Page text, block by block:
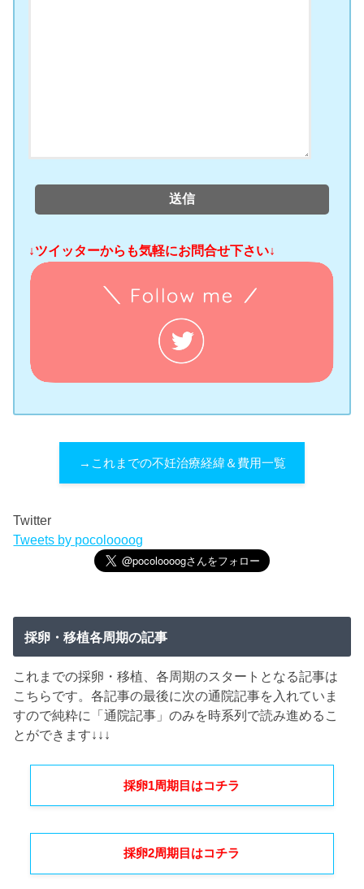
↓ツイッターからも気軽にお問合せ下さい↓
→これまでの不妊治療経緯＆費用一覧
Twitter
Tweets by pocoloooog
採卵・移植各周期の記事
これまでの採卵・移植、各周期のスタートとなる記事は
こちらです。各記事の最後に次の通院記事を入れていま
すので純粋に「通院記事」のみを時系列で読み進めるこ
とができます↓↓↓
採卵1周期目はコチラ
採卵2周期目はコチラ